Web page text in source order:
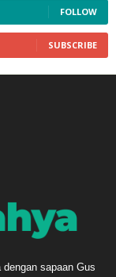
FOLLOW
SUBSCRIBE
sapaan Gus